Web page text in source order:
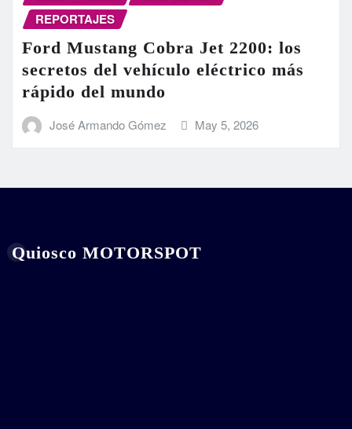
REPORTAJES
Ford Mustang Cobra Jet 2200: los
secretos del vehículo eléctrico más
rápido del mundo
José Armando Gómez May 5, 2026
Quiosco MOTORSPOT